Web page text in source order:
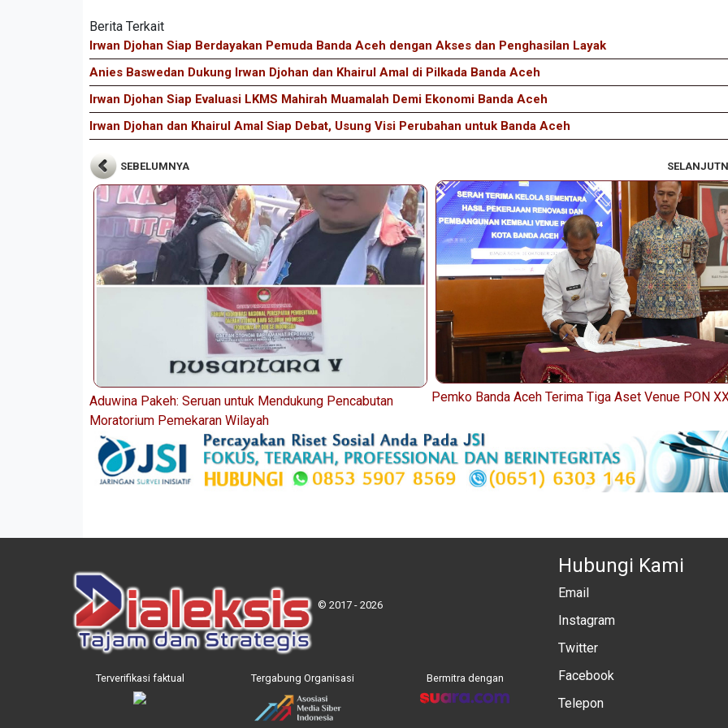
Berita Terkait
Irwan Djohan Siap Berdayakan Pemuda Banda Aceh dengan Akses dan Penghasilan Layak
Anies Baswedan Dukung Irwan Djohan dan Khairul Amal di Pilkada Banda Aceh
Irwan Djohan Siap Evaluasi LKMS Mahirah Muamalah Demi Ekonomi Banda Aceh
Irwan Djohan dan Khairul Amal Siap Debat, Usung Visi Perubahan untuk Banda Aceh
SEBELUMNYA
Aduwina Pakeh: Seruan untuk Mendukung Pencabutan
Moratorium Pemekaran Wilayah
Pemko Banda Aceh Terima Tiga Aset Venue PON
© 2017 - 2026
Terverifikasi faktual Tergabung Organisasi Bermitra dengan
Hubungi Kami
Email
Instagram
Twitter
Facebook
Telepon